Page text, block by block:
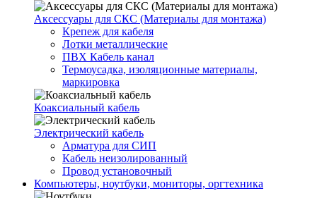
Аксессуары для СКС (Материалы для монтажа)
Крепеж для кабеля
Лотки металлические
ПВХ Кабель канал
Термоусадка, изоляционные материалы,
маркировка
Коаксиальный кабель
Электрический кабель
Арматура для СИП
Кабель неизолированный
Провод установочный
Компьютеры, ноутбуки, мониторы, оргтехника